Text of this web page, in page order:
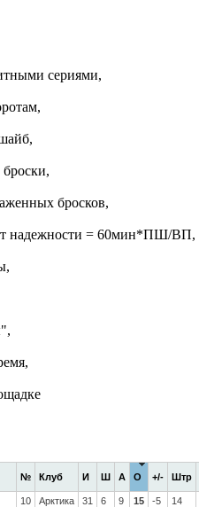
сериями,
бросков,
надежности = 60мин*ПШ/ВП,
№ Клуб И Ш А О +/- Штр
10 Арктика 31 6 9 15 -5 14